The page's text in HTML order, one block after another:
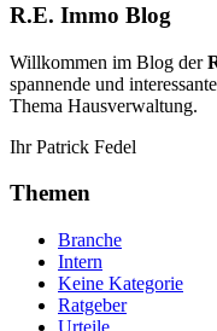
R.E. Immo Blog
Willkommen im Blog der
spannende und
Thema Hausverwaltung.
Ihr Patrick Fedel
Themen
Branche
Intern
Keine Kategorie
Ratgeber
Urteile